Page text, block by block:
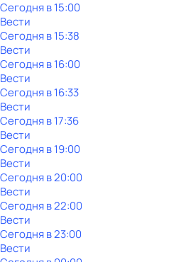
Сегодня в 15:00
Вести
Сегодня в 15:38
Вести
Сегодня в 16:00
Вести
Сегодня в 16:33
Вести
Сегодня в 17:36
Вести
Сегодня в 19:00
Вести
Сегодня в 20:00
Вести
Сегодня в 22:00
Вести
Сегодня в 23:00
Вести